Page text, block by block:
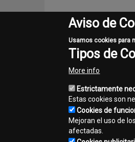
El color verde y amarillo
Aviso de
Usamos cookies para
Tipos de
More info
Estrictamente
Estas cookies son
Cookies de
Mejoran el uso de
afectadas.